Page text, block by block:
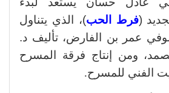
(فرط الحب)، الذي يتناول
عمر بن الفارض، تأليف د.
ومن إنتاج فرقة المسرح
الفني للمسرح.